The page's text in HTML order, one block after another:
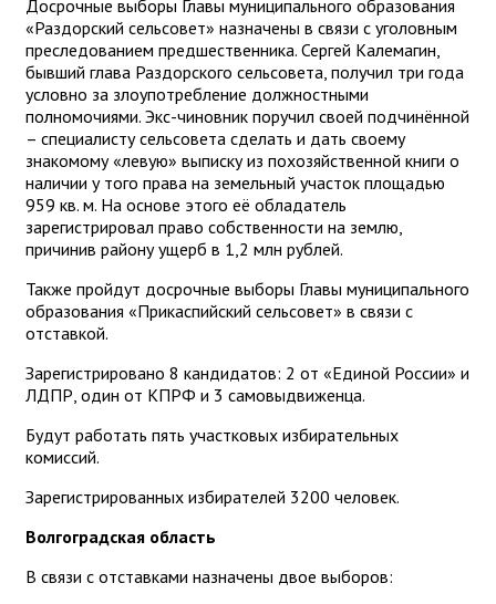
Досрочные выборы Главы муниципального образования
«Раздорский сельсовет» назначены в связи с уголовным
преследованием предшественника. Сергей Калемагин,
бывший глава Раздорского сельсовета, получил три года
условно за злоупотребление должностными
полномочиями. Экс-чиновник поручил своей подчинённой
– специалисту сельсовета сделать и дать своему
знакомому «левую» выписку из похозяйственной книги о
наличии у того права на земельный участок площадью
959 кв. м. На основе этого её обладатель
зарегистрировал право собственности на землю,
причинив району ущерб в 1,2 млн рублей.
Также пройдут досрочные выборы Главы муниципального
образования «Прикаспийский сельсовет» в связи с
отставкой.
Зарегистрировано 8 кандидатов: 2 от «Единой России» и
ЛДПР, один от КПРФ и 3 самовыдвиженца.
Будут работать пять участковых избирательных
комиссий.
Зарегистрированных избирателей 3200 человек.
Волгоградская область
В связи с отставками назначены двое выборов: